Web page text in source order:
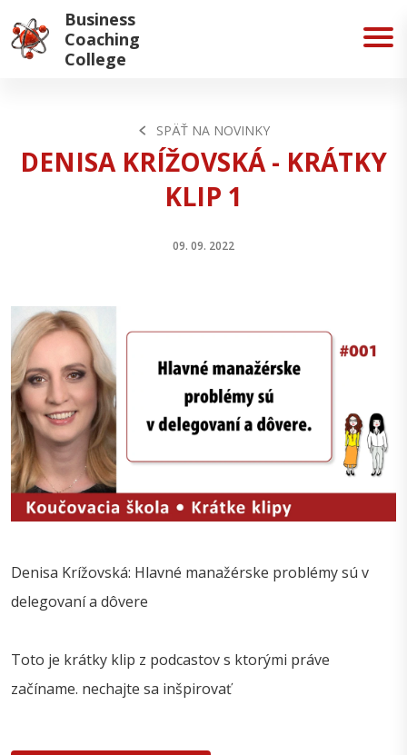
Business
Coaching
College
SPÄŤ NA NOVINKY
DENISA KRÍŽOVSKÁ - KRÁTKY
KLIP 1
09. 09. 2022
Denisa Krížovská: Hlavné manažérske problémy sú v
delegovaní a dôvere
Toto je krátky klip z podcastov s ktorými práve
začíname. nechajte sa inšpirovať